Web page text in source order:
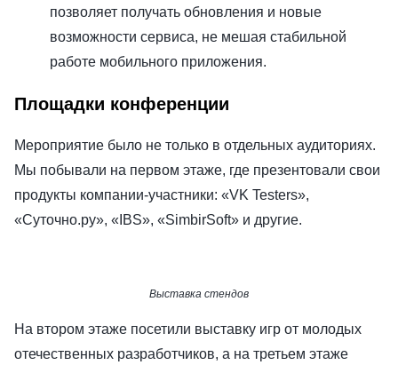
позволяет получать обновления и новые
возможности сервиса, не мешая стабильной
работе мобильного приложения.
Площадки конференции
Мероприятие было не только в отдельных аудиториях.
Мы побывали на первом этаже, где презентовали свои
продукты компании-участники: «VK Testers»,
«Суточно.ру», «IBS», «SimbirSoft» и другие.
Выставка стендов
На втором этаже посетили выставку игр от молодых
отечественных разработчиков, а на третьем этаже